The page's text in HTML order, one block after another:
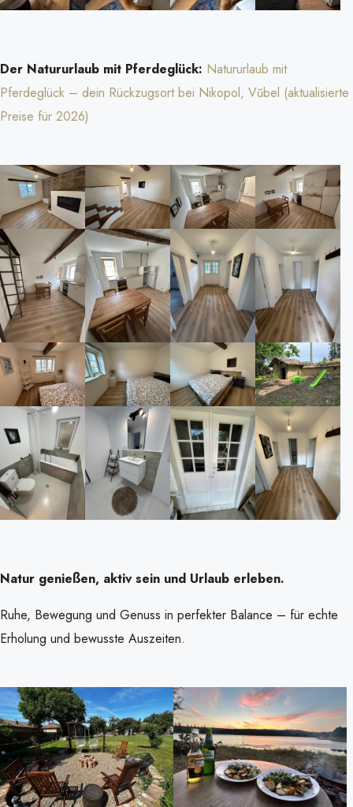
Der Natururlaub mit Pferdeglück: Natururlaub mit
Pferdeglück – dein Rückzugsort bei Nikopol, Vŭbel (aktualisierte
Preise für 2026)
Natur genießen, aktiv sein und Urlaub erleben.
Ruhe, Bewegung und Genuss in perfekter Balance – für echte
Erholung und bewusste Auszeiten.